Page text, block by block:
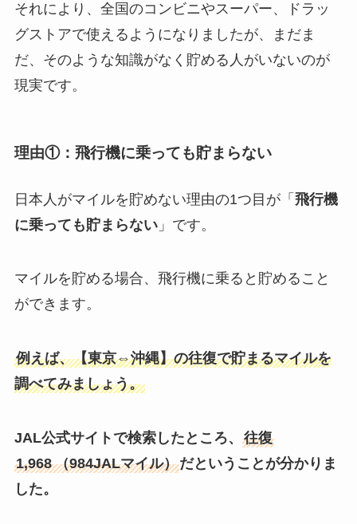
それにより、全国のコンビニやスーパー、ドラッ
グストアで使えるようになりましたが、まだま
だ、そのような知識がなく貯める人がいないのが
現実です。
理由①：飛行機に乗っても貯まらない
日本人がマイルを貯めない理由の1つ目が「 飛行機
に乗っても貯まらない」です。
マイルを貯める場合、飛行機に乗ると貯めること
ができます。
例えば、【東京⇔沖縄】の往復で貯まるマイルを
調べてみましょう。
JAL公式サイトで検索したところ、 往復
1,968 （984JALマイル）だということが分かりま
した。